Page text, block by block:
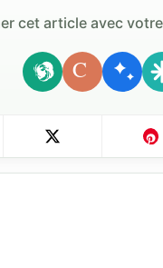
cet article avec
C